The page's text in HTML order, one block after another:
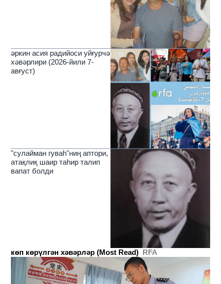
әркин асия радийоси уйғурчә
хәвәрлири (2026-йили 7-
авғуст)
"сулайман гуваһ"ниң аптори,
атақлиқ шаир таһир талип
вапат болди
көп көрүлгән хәвәрләр (Most Read) RFA